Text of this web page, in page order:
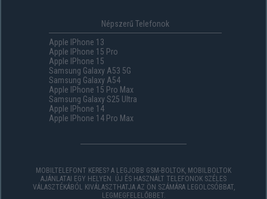
Népszerű Telefonok
Apple IPhone 13
Apple IPhone 15 Pro
Apple IPhone 15
Samsung Galaxy A53 5G
Samsung Galaxy A54
Apple IPhone 15 Pro Max
Samsung Galaxy S25 Ultra
Apple IPhone 14
Apple IPhone 14 Pro Max
MOBILTELEFONT KERES? A LEGJOBB GSM-BOLTOK, MOBILBOLTOK
AJÁNLATAI EGY HELYEN. ÚJ ÉS HASZNÁLT TELEFONOK SZÉLES
VÁLASZTÉKÁBÓL KIVÁLASZTHATJA AZ ÖN SZÁMÁRA LEGOLCSÓBBAT,
LEGMEGFELELŐBBET.